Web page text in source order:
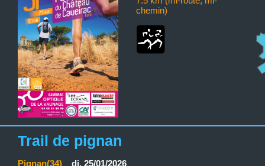
chemin)
Trail de pignan
Pignan(34) di. 25/01/2026